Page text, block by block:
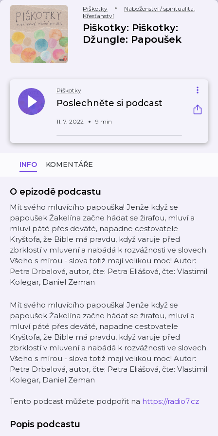
Piškotky Náboženství / spiritualita,
Křesťanství
Piškotky: Piškotky:
Džungle: Papoušek
Piškotky
Poslechněte si podcast
11. 7. 2022 9 min
INFO KOMENTÁŘE
O epizodě podcastu
Mít svého mluvícího papouška! Jenže když se
papoušek Žakelína začne hádat se žirafou, mluví a
mluví páté přes deváté, napadne cestovatele
Kryštofa, že Bible má pravdu, když varuje před
zbrklostí v mluvení a nabádá k rozvážnosti ve slovech.
Všeho s mírou - slova totiž mají velikou moc! Autor:
Petra Drbalová, autor, čte: Petra Eliášová, čte: Vlastimil
Kolegar, Daniel Zeman
Mít svého mluvícího papouška! Jenže když se
papoušek Žakelína začne hádat se žirafou, mluví a
mluví páté přes deváté, napadne cestovatele
Kryštofa, že Bible má pravdu, když varuje před
zbrklostí v mluvení a nabádá k rozvážnosti ve slovech.
Všeho s mírou - slova totiž mají velikou moc! Autor:
Petra Drbalová, autor, čte: Petra Eliášová, čte: Vlastimil
Kolegar, Daniel Zeman
Tento podcast můžete podpořit na https://radio7.cz
Popis podcastu